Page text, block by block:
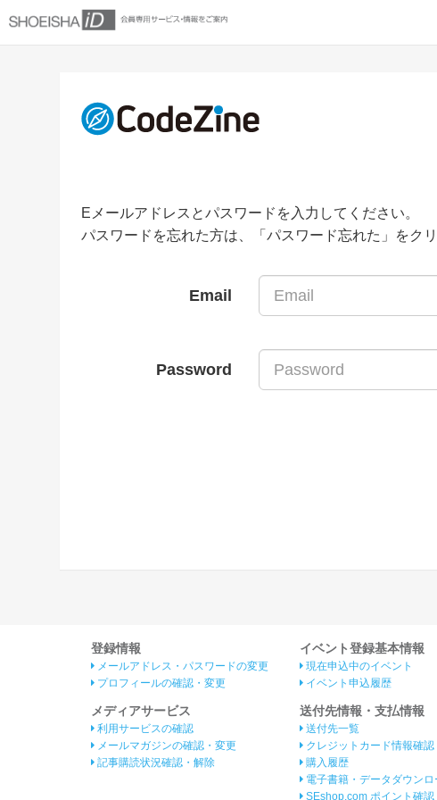
Eメールアドレスとパスワードを入力してください。
パスワードを忘れた方は、「パスワード忘れた」をク
Email
Password
登録情報
メールアドレス・パスワードの変更
プロフィールの確認・変更
メディアサービス
利用サービスの確認
メールマガジンの確認・変更
記事購読状況確認・解除
イベント登録基本情報
現在申込中のイベント
イベント申込履歴
送付先情報・支払情報
送付先一覧
クレジットカード情報確認
購入履歴
電子書籍・データダウンロ
SEshop.com ポイント確認